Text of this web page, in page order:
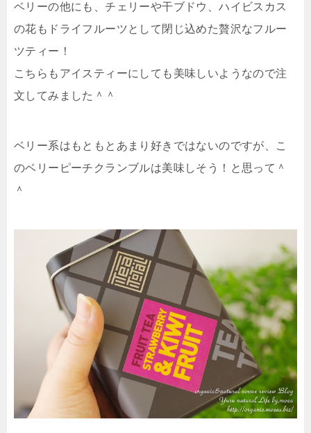
ベリーの他にも、チェリーや干ブドウ、ハイビスカス
の花もドライフルーツとして閉じ込めた贅沢なフルー
ツティー！
こちらもアイスティーにしても美味しいようなので注
文してみました＾＾
ベリー系はもともとあまり好きではないのですが、こ
のベリーピーチクランブルは美味しそう！と思って＾
＾